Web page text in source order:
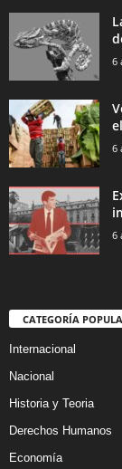
6
6
6
CATEGORÍA
Internacional
Nacional
Historia y Teoria
Derechos Humanos
Economía